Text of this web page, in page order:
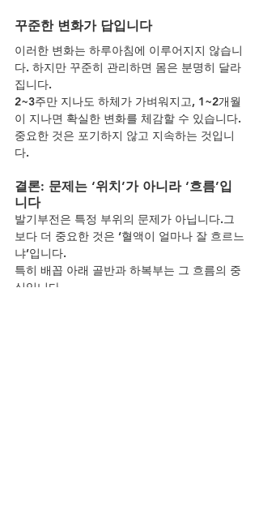
꾸준한 변화가 답입니다
이러한 변화는 하루아침에 이루어지지 않습니
다. 하지만 꾸준히 관리하면 몸은 분명히 달라
집니다.
2~3주만 지나도 하체가 가벼워지고, 1~2개월
이 지나면 확실한 변화를 체감할 수 있습니다.
중요한 것은 포기하지 않고 지속하는 것입니
다.
결론: 문제는 ‘위치’가 아니라 ‘흐름’입
니다
발기부전은 특정 부위의 문제가 아닙니다.그
보다 더 중요한 것은 ‘혈액이 얼마나 잘 흐르느
냐’입니다.
특히 배꼽 아래 골반과 하복부는 그 흐름의 중
심입니다.